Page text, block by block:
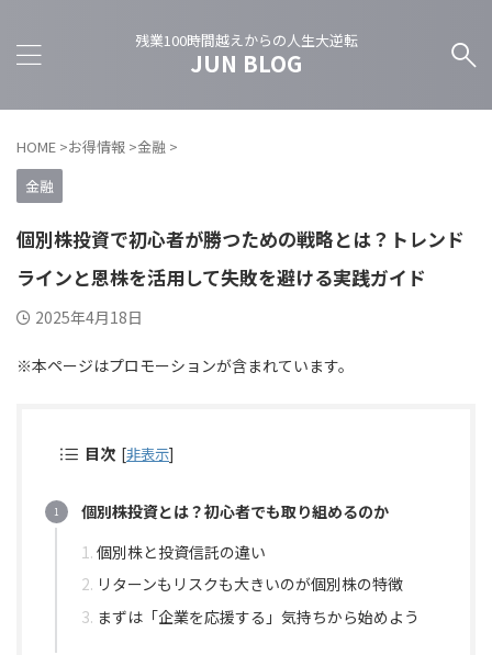
残業100時間越えからの人生大逆転
JUN BLOG
HOME >お得情報 >金融 >
金融
個別株投資で初心者が勝つための戦略とは？トレンド
ラインと恩株を活用して失敗を避ける実践ガイド
2025年4月18日
※本ページはプロモーションが含まれています。
目次 [非表示]
個別株投資とは？初心者でも取り組めるのか
個別株と投資信託の違い
リターンもリスクも大きいのが個別株の特徴
まずは「企業を応援する」気持ちから始めよう